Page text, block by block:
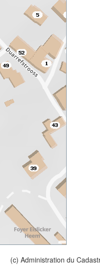
(c) Administration du